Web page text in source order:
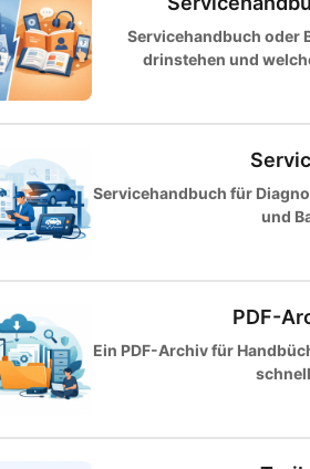
Servicehandbuch oder
drinstehen und
Servicehandbuch für
und
PDF-
Ein PDF-Archiv für